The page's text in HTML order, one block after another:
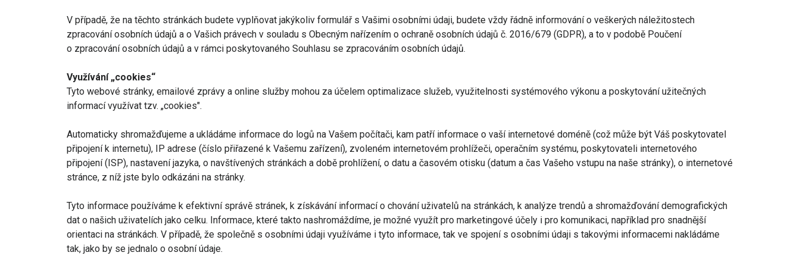
V případě, že na těchto stránkách budete vyplňovat jakýkoliv formulář s Vašimi osobními údaji, budete vždy řádně informování o veškerých náležitostech
zpracování osobních údajů a o Vašich právech v souladu s Obecným nařízením o ochraně osobních údajů č. 2016/679 (GDPR), a to v podobě Poučení
o zpracování osobních údajů a v rámci poskytovaného Souhlasu se zpracováním osobních údajů.
Využívání „cookies“
Tyto webové stránky, emailové zprávy a online služby mohou za účelem optimalizace služeb, využitelnosti systémového výkonu a poskytování užitečných
informací využívat tzv. „cookies".
Automaticky shromažďujeme a ukládáme informace do logů na Vašem počítači, kam patří informace o vaší internetové doméně (což může být Váš poskytovatel
připojení k internetu), IP adrese (číslo přiřazené k Vašemu zařízení), zvoleném internetovém prohlížeči, operačním systému, poskytovateli internetového
připojení (ISP), nastavení jazyka, o navštívených stránkách a době prohlížení, o datu a časovém otisku (datum a čas Vašeho vstupu na naše stránky), o internetové
stránce, z níž jste bylo odkázáni na stránky.
Tyto informace používáme k efektivní správě stránek, k získávání informací o chování uživatelů na stránkách, k analýze trendů a shromažďování demografických
dat o našich uživatelích jako celku. Informace, které takto nashromáždíme, je možné využít pro marketingové účely i pro komunikaci, například pro snadnější
orientaci na stránkách. V případě, že společně s osobními údaji využíváme i tyto informace, tak ve spojení s osobními údaji s takovými informacemi nakládáme
tak, jako by se jednalo o osobní údaje.